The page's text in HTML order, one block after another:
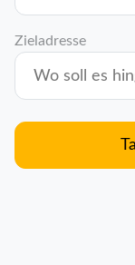
Zieladresse